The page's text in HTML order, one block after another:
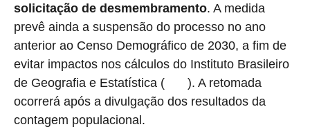
solicitação de desmembramento. A medida
prevê ainda a suspensão do processo no ano
anterior ao Censo Demográfico de 2030, a fim de
evitar impactos nos cálculos do Instituto Brasileiro
de Geografia e Estatística (
). A retomada
ocorrerá após a divulgação dos resultados da
contagem populacional.